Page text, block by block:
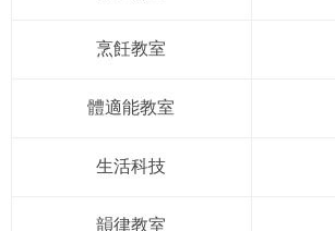
烹飪教室
體適能教室
生活科技
韻律教室